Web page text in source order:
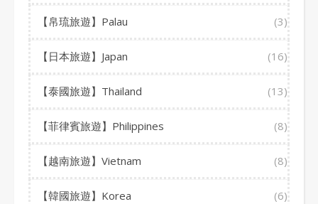
【帛琉旅遊】Palau (3)
【日本旅遊】Japan (16)
【泰國旅遊】Thailand (13)
【菲律賓旅遊】Philippines (8)
【越南旅遊】Vietnam (8)
【韓國旅遊】Korea (6)